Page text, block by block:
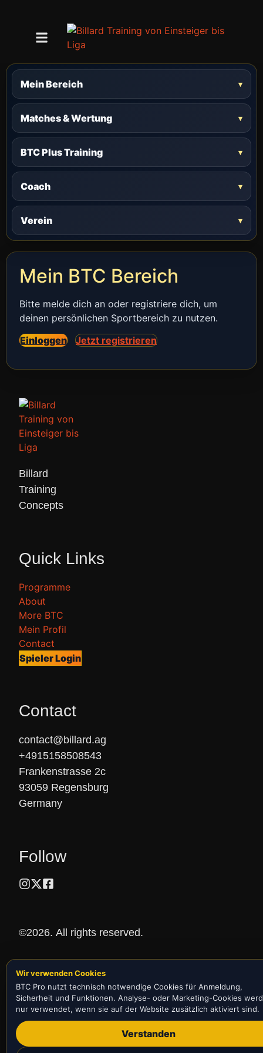
Mein Bereich
Matches & Wertung
BTC Plus Training
Coach
Verein
Mein BTC Bereich
Bitte melde dich an oder registriere dich, um
deinen persönlichen Sportbereich zu nutzen.
Einloggen
Jetzt registrieren
Billard
Training
Concepts
Quick Links
Programme
About
More BTC
Mein Profil
Contact
Spieler Login
Contact
contact@billard.ag
+4915158508543
Frankenstrasse 2c
93059 Regensburg
Germany
Follow
©2026. All rights reserved.
Wir verwenden Cookies
BTC Pro nutzt technisch notwendige Cookies für Anmeldung,
Sicherheit und Funktionen. Analyse- oder Marketing-Cookies
nur verwendet, wenn sie auf der Website zusätzlich aktiviert sind.
Verstanden